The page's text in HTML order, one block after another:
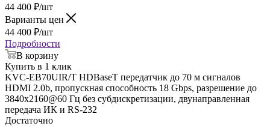
44 400 ₽/шт
Варианты цен
44 400 ₽/шт
Подробности
В корзину
Купить в 1 клик
KVC-EB70UIR/T HDBaseT передатчик до 70 м сигналов
HDMI 2.0b, пропускная способность 18 Gbps, разрешение до
3840х2160@60 Гц без субдискретизации, двунаправленная
передача ИК и RS-232
Достаточно